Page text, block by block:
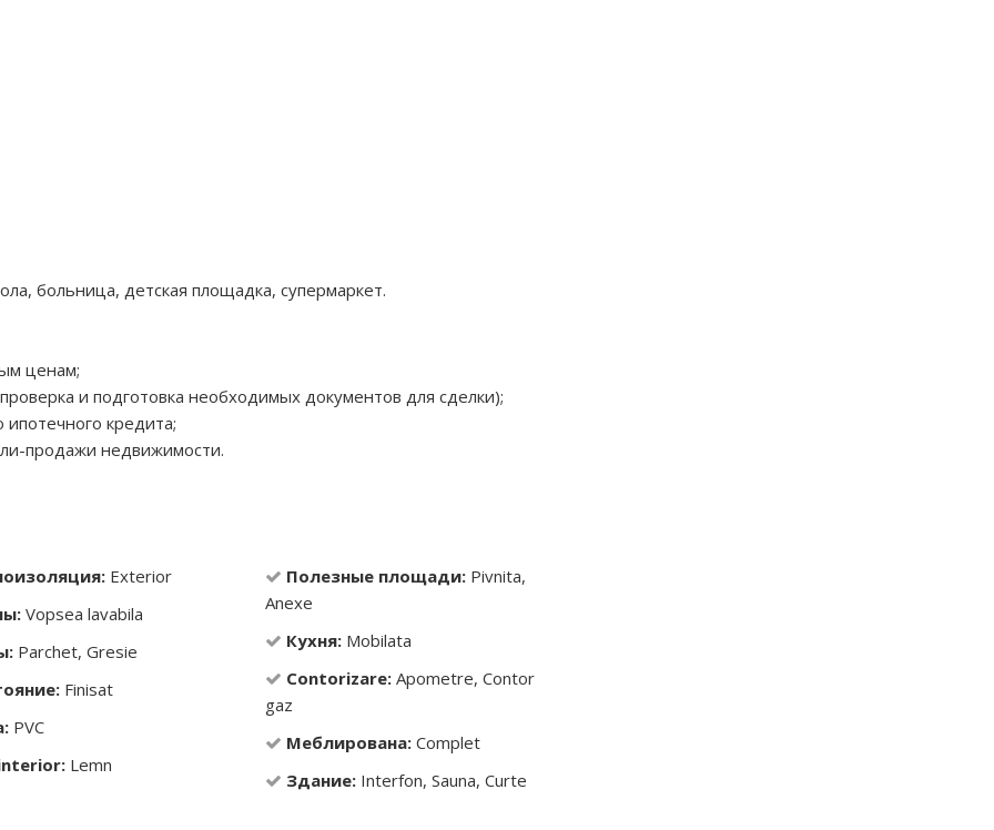
больница, детская площадка, супермаркет.
ценам;
и подготовка необходимых документов для сделки);
кредита;
продажи недвижимости.
Exterior
Vopsea lavabila
Parchet, Gresie
Finisat
PVC
Lemn
Полезные площади:Pivnita,
Anexe
Кухня:Mobilata
Contorizare:Apometre, Contor
gaz
Меблирована:Complet
Здание:Interfon, Sauna, Curte